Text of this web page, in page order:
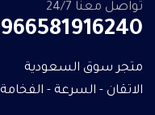
تواصل معنا 24/7
966581916240
متجر سوق السعودية
الاتقان - السرعة - الفخامة